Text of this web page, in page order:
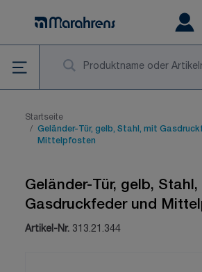
Startseite
/ Geländer-Tür, gelb, Stahl, mit
Mittelpfosten
Geländer-Tür, gelb, Stahl,
Gasdruckfeder und
Artikel-Nr. 313.21.344